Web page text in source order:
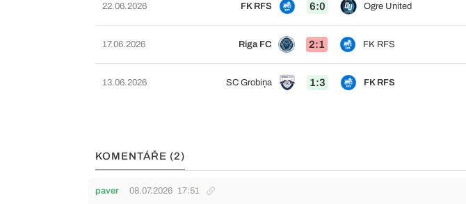
22.06.2026 FK RFS 6:0 Ogre United
17.06.2026 Riga FC 2:1 FK RFS
13.06.2026 SC Grobiņa 1:3 FK RFS
KOMENTÁŘE (2)
paver 08.07.2026 17:51